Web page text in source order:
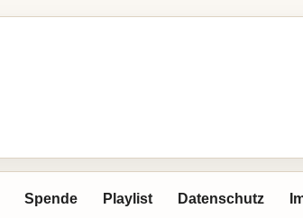
Spende Playlist Datenschutz